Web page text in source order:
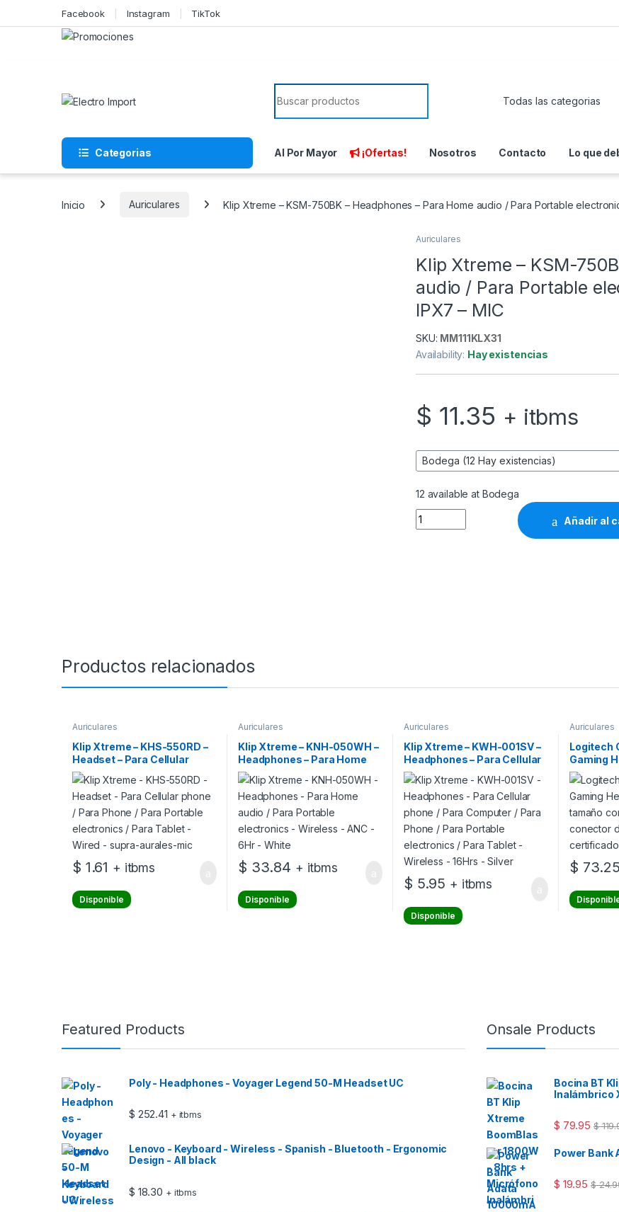
Facebook Instagram TikTok
Search for:
Categorias Al Por Mayor ¡Ofertas! Nosotros Contacto Lo que
Inicio Auriculares Klip Xtreme – KSM-750BK – Headphones – Para Home audio / Para Portable
Auriculares
Klip Xtreme – KSM-
audio / Para Portable
IPX7 – MIC
SKU: MM111KLX31
Availability: Hay existencias
$ 11.35 + itbms
12 available at Bodega
Klip Xtreme - KSM-750BK -
Añadir al
Productos relacionados
Auriculares
Klip Xtreme – KHS-550RD –
Headset – Para Cellular
phone / Para Phone / Para
Portable electronics / Para
Tablet – Wired – supra-
aurales-mic
$ 1.61 + itbms
Disponible
Auriculares
Klip Xtreme – KNH-050WH –
Headphones – Para Home
audio / Para Portable
electronics – Wireless – ANC
– 6Hr – White
$ 33.84 + itbms
Disponible
Auriculares
Klip Xtreme – KWH-001SV –
Headphones – Para Cellular
phone / Para Computer /
Para Phone / Para Portable
electronics / Para Tablet –
Wireless – 16Hrs – Silver
$ 5.95 + itbms
Disponible
Auriculares
Logitech
Gaming
– tamaño
cableado
mm –
Discord
$ 73.25
Featured Products
Poly - Headphones - Voyager Legend 50-M Headset UC
$ 252.41 + itbms
Lenovo - Keyboard - Wireless - Spanish - Bluetooth - Ergonomic
Design - All black
$ 18.30 + itbms
Onsale Products
Bocina BT
Inalámbrico
$ 79.95 $
Power Bank
$ 19.95 $